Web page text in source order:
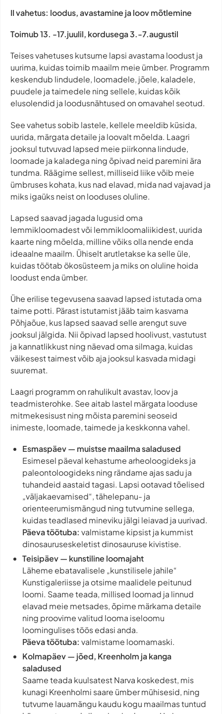
II vahetus: loodus, avastamine ja loov mõtlemine
Toimub 13. -17.juulil, kordusega 3.-7.augustil
Teises vahetuses kutsume lapsi avastama loodust ja
uurima, kuidas toimib maailm meie ümber. Programm
keskendub lindudele, loomadele, jõele, kaladele,
puudele ja taimedele ning sellele, kuidas kõik
elusolendid ja loodusnähtused on omavahel seotud.
See vahetus sobib lastele, kellele meeldib küsida,
uurida, märgata detaile ja loovalt mõelda. Laagri
jooksul tutvuvad lapsed meie piirkonna lindude,
loomade ja kaladega ning õpivad neid paremini ära
tundma. Räägime sellest, milliseid liike võib meie
ümbruses kohata, kus nad elavad, mida nad vajavad ja
miks igaüks neist on looduses oluline.
Lapsed saavad jagada lugusid oma
lemmikloomadest või lemmikloomaliikidest, uurida
kaarte ning mõelda, milline võiks olla nende enda
ideaalne maailm. Ühiselt arutletakse ka selle üle,
kuidas töötab ökosüsteem ja miks on oluline hoida
loodust enda ümber.
Ühe erilise tegevusena saavad lapsed istutada oma
taime potti. Pärast istutamist jääb taim kasvama
Põhjaõue, kus lapsed saavad selle arengut suve
jooksul jälgida. Nii õpivad lapsed hoolivust, vastutust
ja kannatlikkust ning näevad oma silmaga, kuidas
väikesest taimest võib aja jooksul kasvada midagi
suuremat.
Laagri programm on rahulikult avastav, loov ja
teadmisterohke. See aitab lastel märgata looduse
mitmekesisust ning mõista paremini seoseid
inimeste, loomade, taimede ja keskkonna vahel.
Esmaspäev — muistse maailma saladused
Esimesel päeval kehastume arheoloogideks ja
paleontoloogideks ning rändame ajas sadu ja
tuhandeid aastaid tagasi. Lapsi ootavad tõelised
„väljakaevamised“, tähelepanu- ja
orienteerumismängud ning tutvumine sellega,
kuidas teadlased mineviku jälgi leiavad ja uurivad.
Päeva töötuba: valmistame kipsist ja kummist
dinosauruseskeletist dinosauruse kivistise.
Teisipäev — kunstiline loomajaht
Läheme ebatavalisele „kunstilisele jahile“
Kunstigaleriisse ja otsime maalidele peitunud
loomi. Saame teada, millised loomad ja linnud
elavad meie metsades, õpime märkama detaile
ning proovime valitud looma iseloomu
loomingulises töös edasi anda.
Päeva töötuba: valmistame loomamaski.
Kolmapäev — jõed, Kreenholm ja kanga
saladused
Saame teada kuulsatest Narva koskedest, mis
kunagi Kreenholmi saare ümber mühisesid, ning
tutvume lauamängu kaudu kogu maailmas tuntud